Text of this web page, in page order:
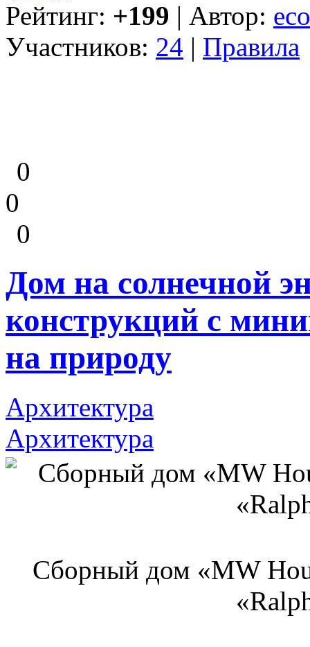
Рейтинг: +199 | Автор:
Участников: 24 | Правила
0
0
0
Дом на солнечной
конструкций с
на природу
Архитектура
Архитектура
Сборный дом «MW